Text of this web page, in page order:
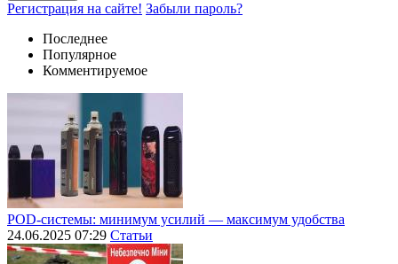
Регистрация на сайте! Забыли пароль?
Последнее
Популярное
Комментируемое
POD-системы: минимум усилий — максимум удобства
24.06.2025 07:29 Статьи